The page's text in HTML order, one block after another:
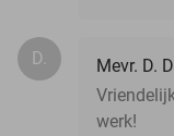
D.
Mevr. D.
werk!